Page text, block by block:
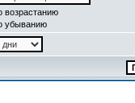
возрастанию
убыванию